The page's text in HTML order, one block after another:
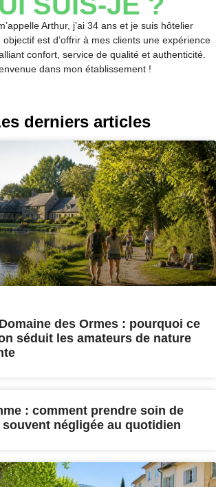
Arthur, j’ai 34 ans et je suis hôtelier
est d’offrir à mes clients une expérience
confort, service de qualité et authenticité.
dans mon établissement !
derniers articles
des Ormes : pourquoi ce
séduit les amateurs de nature
: comment prendre soin de
souvent négligée au quotidien